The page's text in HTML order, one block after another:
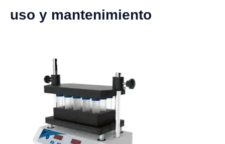
uso y mantenimiento